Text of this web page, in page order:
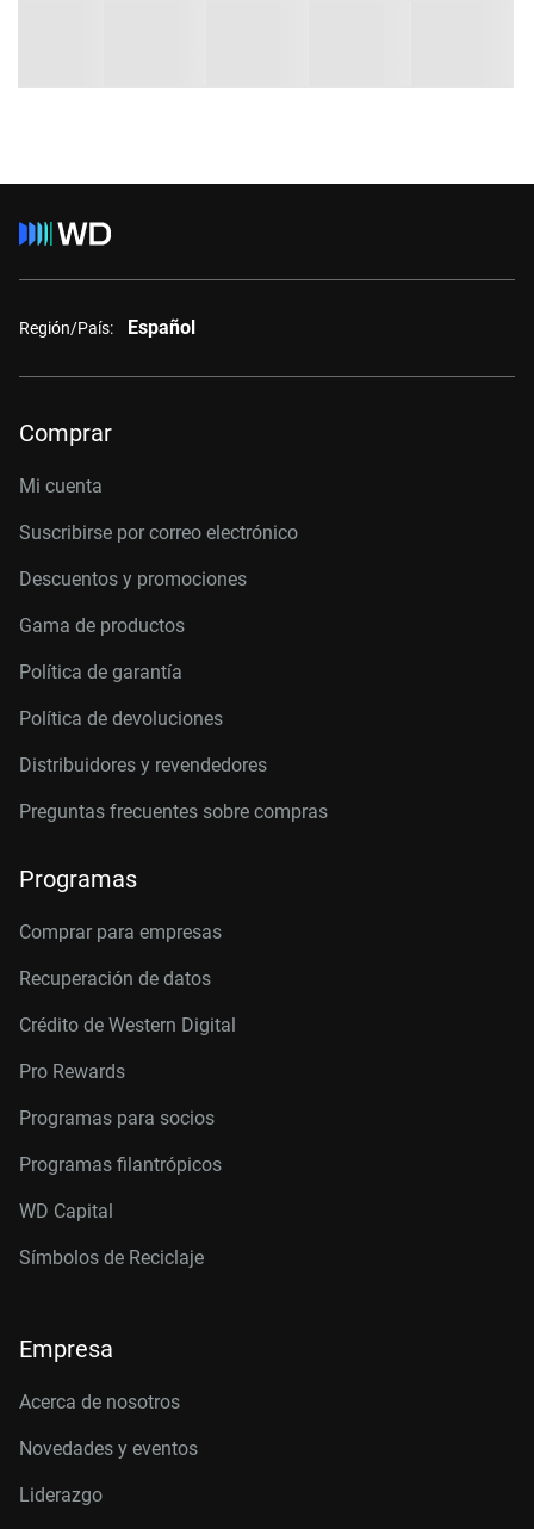
Región/País: Español
Comprar
Mi cuenta
Suscribirse por correo electrónico
Descuentos y promociones
Gama de productos
Política de garantía
Política de devoluciones
Distribuidores y revendedores
Preguntas frecuentes sobre compras
Programas
Comprar para empresas
Recuperación de datos
Crédito de Western Digital
Pro Rewards
Programas para socios
Programas filantrópicos
WD Capital
Símbolos de Reciclaje
Empresa
Acerca de nosotros
Novedades y eventos
Liderazgo